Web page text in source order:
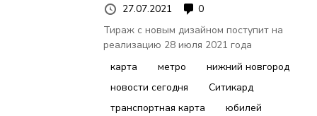
27.07.2021
0
Тираж с новым дизайном поступит на
реализацию 28 июля 2021 года
карта
метро
нижний новгород
новости сегодня
Ситикард
транспортная карта
юбилей